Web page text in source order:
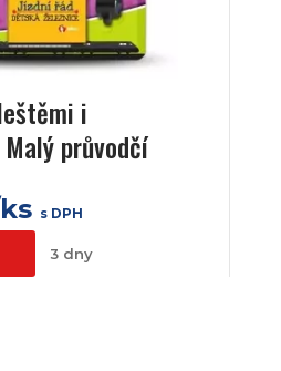
i
průvodčí
s DPH
3 dny